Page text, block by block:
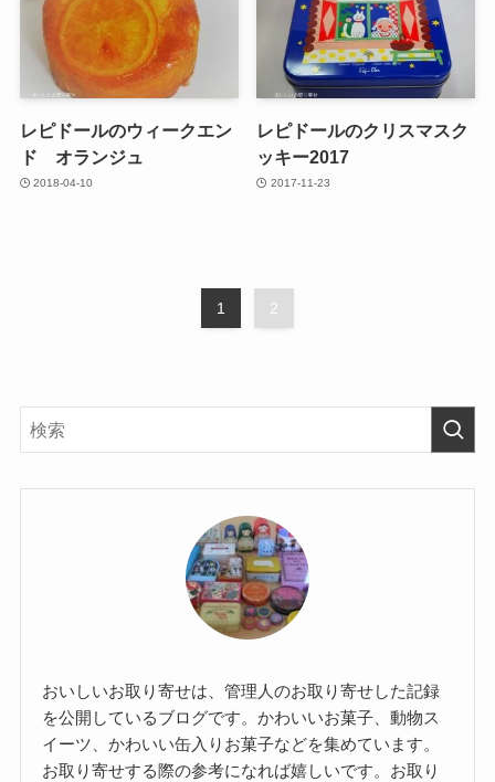
レピドールのウィークエン
ド オランジュ
2018-04-10
レピドールのクリスマスク
ッキー2017
2017-11-23
1 2
おいしいお取り寄せは、管理人のお取り寄せした記録
を公開しているブログです。かわいいお菓子、動物ス
イーツ、かわいい缶入りお菓子などを集めています。
お取り寄せする際の参考になれば嬉しいです。お取り